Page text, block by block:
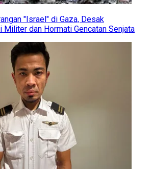
"Israel" di Gaza, Desak
Militer dan Hormati Gencatan Senjata